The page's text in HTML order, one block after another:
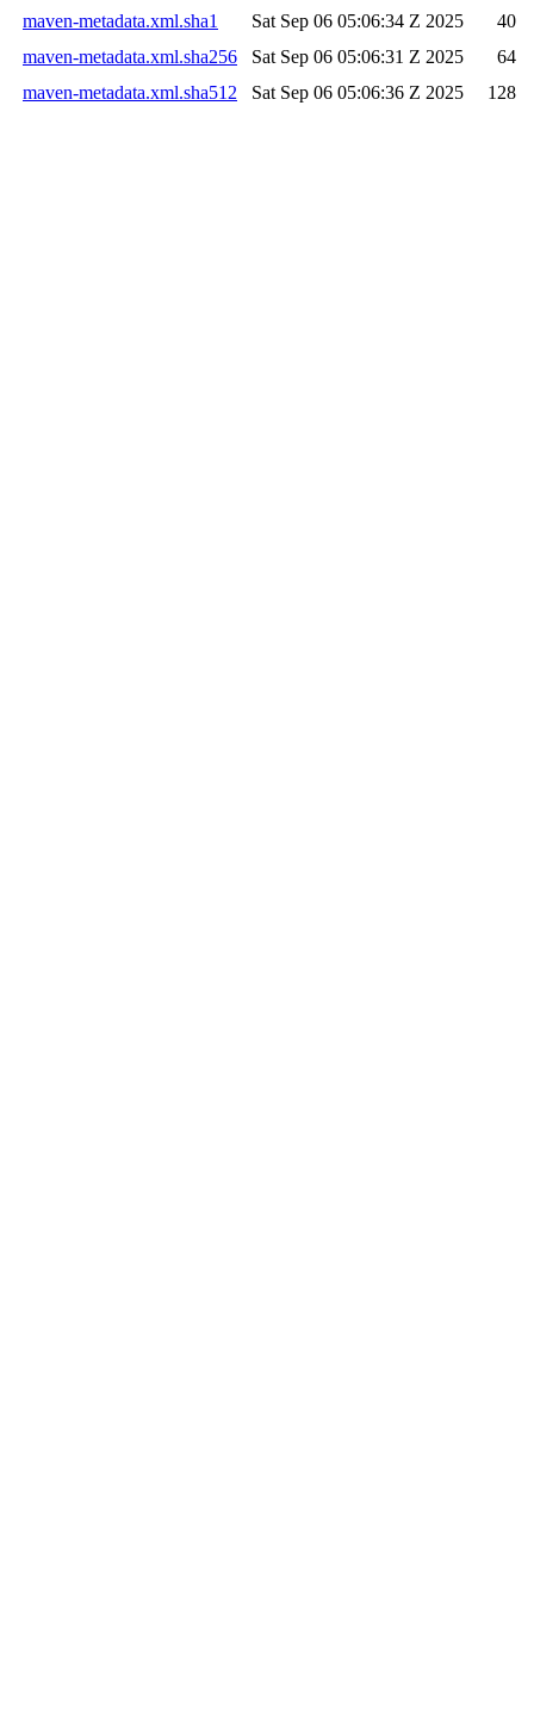
maven-metadata.xml.sha1 Sat Sep 06 05:06:34 Z 2025
40
maven-metadata.xml.sha256
Sat Sep 06 05:06:31 Z 2025
64
maven-metadata.xml.sha512
Sat Sep 06 05:06:36 Z 2025 128